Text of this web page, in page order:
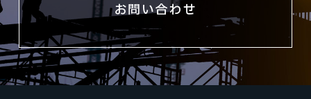
お問い合わせ